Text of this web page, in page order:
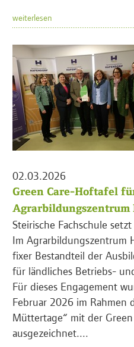
weiterlesen
02.03.2026
Green Care-Hoftafel
Agrarbildungszentrum
Steirische Fachschule
Im Agrarbildungszentrum
fixer Bestandteil der
für ländliches Betriebs-
Für dieses Engagement
Februar 2026 im Rahmen
Müttertage“ mit der
ausgezeichnet....